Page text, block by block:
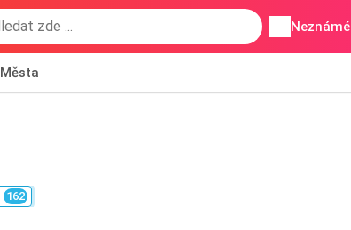
Neznámé
Města
162